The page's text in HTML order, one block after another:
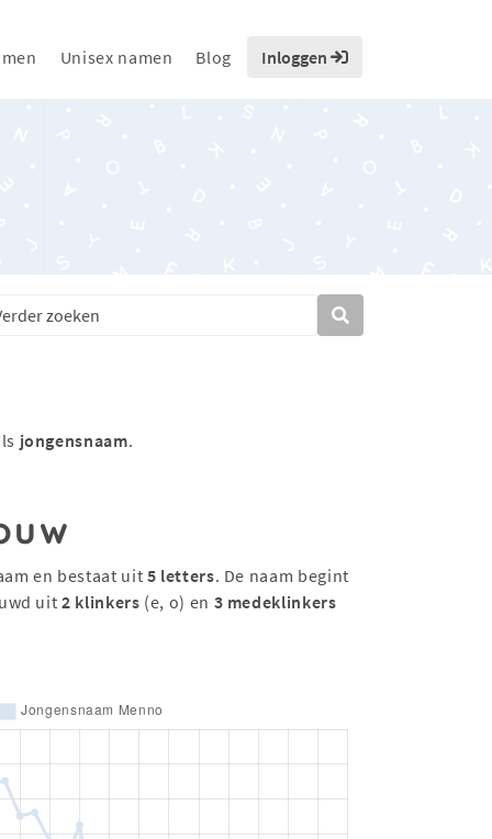
Unisex namen Blog Inloggen
jongensnaam.
en bestaat uit 5 letters. De naam begint
uit2 klinkers (e, o) en 3 medeklinkers